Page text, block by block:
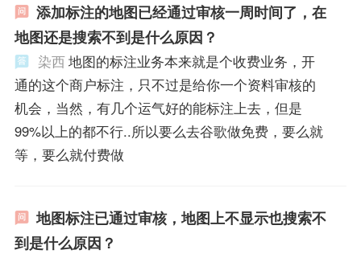
添加标注的地图已经通过审核一周时间了，在
地图还是搜索不到是什么原因？
染西地图的标注业务本来就是个收费业务，开
通的这个商户标注，只不过是给你一个资料审核的
机会，当然，有几个运气好的能标注上去，但是
99%以上的都不行..所以要么去谷歌做免费，要么就
等，要么就付费做
地图标注已通过审核，地图上不显示也搜索不
到是什么原因？